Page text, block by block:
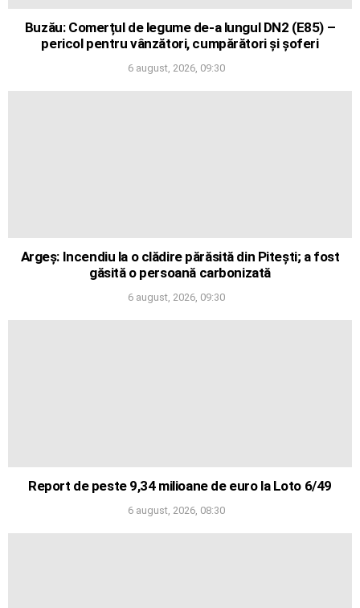
Buzău: Comerțul de legume de-a lungul DN2 (E85) –
pericol pentru vânzători, cumpărători și șoferi
6 august, 2026, 09:30
Argeș: Incendiu la o clădire părăsită din Pitești; a fost
găsită o persoană carbonizată
6 august, 2026, 09:30
Report de peste 9,34 milioane de euro la Loto 6/49
6 august, 2026, 08:30